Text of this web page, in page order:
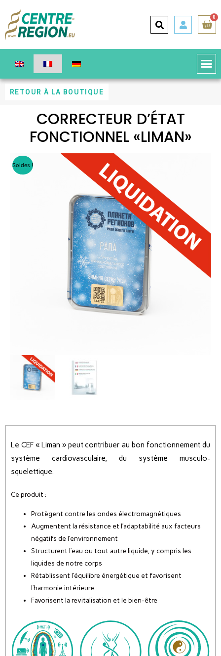
0
RETOUR À LA BOUTIQUE
CORRECTEUR D’ÉTAT
FONCTIONNEL «LIMAN»
Soldes !
Le CEF « Liman » peut contribuer au bon fonctionnement du
système cardiovasculaire, du système musculo-
squelettique.
Ce produit :
Protègent contre les ondes électromagnétiques
Augmentent la résistance et l’adaptabilité aux facteurs
négatifs de l’environnement
Structurent l’eau ou tout autre liquide, y compris les
liquides de notre corps
Rétablissent l’équilibre énergétique et favorisent
l’harmonie intérieure
Favorisent la revitalisation et le bien-être